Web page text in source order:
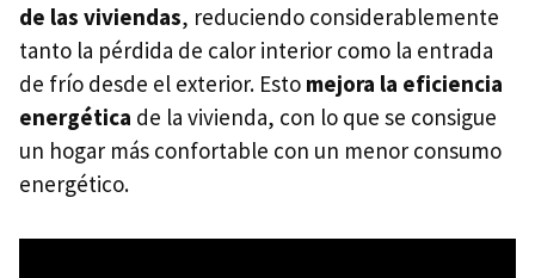
de las viviendas, reduciendo considerablemente
tanto la pérdida de calor interior como la entrada
de frío desde el exterior. Esto mejora la eficiencia
energética de la vivienda, con lo que se consigue
un hogar más confortable con un menor consumo
energético.